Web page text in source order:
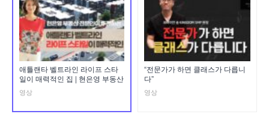
애틀랜타 벨트라인 라이프 스타
일이 매력적인 집 | 현은영 부동산
영상
“전문가가 하면 클래스가 다릅니
다”
영상